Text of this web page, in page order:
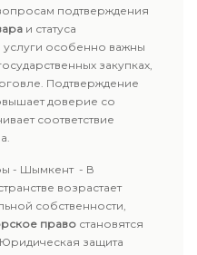
подтверждения
и статуса
услуги особенно важны
закупках,
Подтверждение
доверие со
соответствие
- Шымкент - В
возрастает
собственности,
право становятся
защита